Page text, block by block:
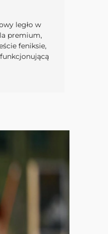
legło w
premium,
feniksie,